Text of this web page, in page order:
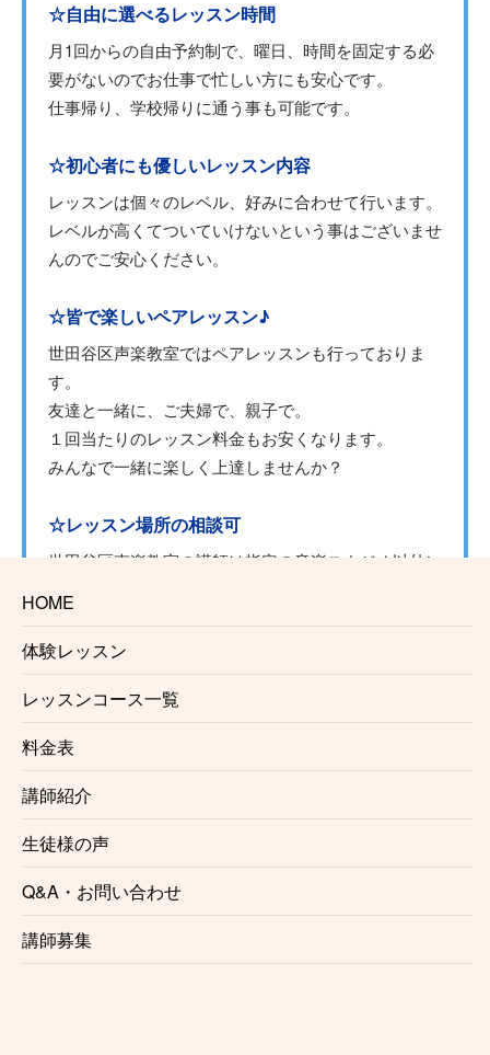
HOME
体験レッスン
レッスンコース一覧
料金表
講師紹介
生徒様の声
Q&A・お問い合わせ
講師募集
☆自由に選べるレッスン時間
月1回からの自由予約制で、曜日、時間を固定する必
要がないのでお仕事で忙しい方にも安心です。
仕事帰り、学校帰りに通う事も可能です。
☆初心者にも優しいレッスン内容
レッスンは個々のレベル、好みに合わせて行います。
レベルが高くてついていけないという事はございませ
んのでご安心ください。
☆皆で楽しいペアレッスン♪
世田谷区声楽教室ではペアレッスンも行っておりま
す。
友達と一緒に、ご夫婦で、親子で。
１回当たりのレッスン料金もお安くなります。
みんなで一緒に楽しく上達しませんか？
☆レッスン場所の相談可
世田谷区声楽教室の講師は指定の音楽スタジオ以外に
さい。講師との都合が合えばご希望の場所でレッスン
する事が可能でございます。また出張レッスンをご希
望の方もご相談ください。
また出張レッスンには対応していない講師もおります
ので予めご了承ください。
生徒様の声